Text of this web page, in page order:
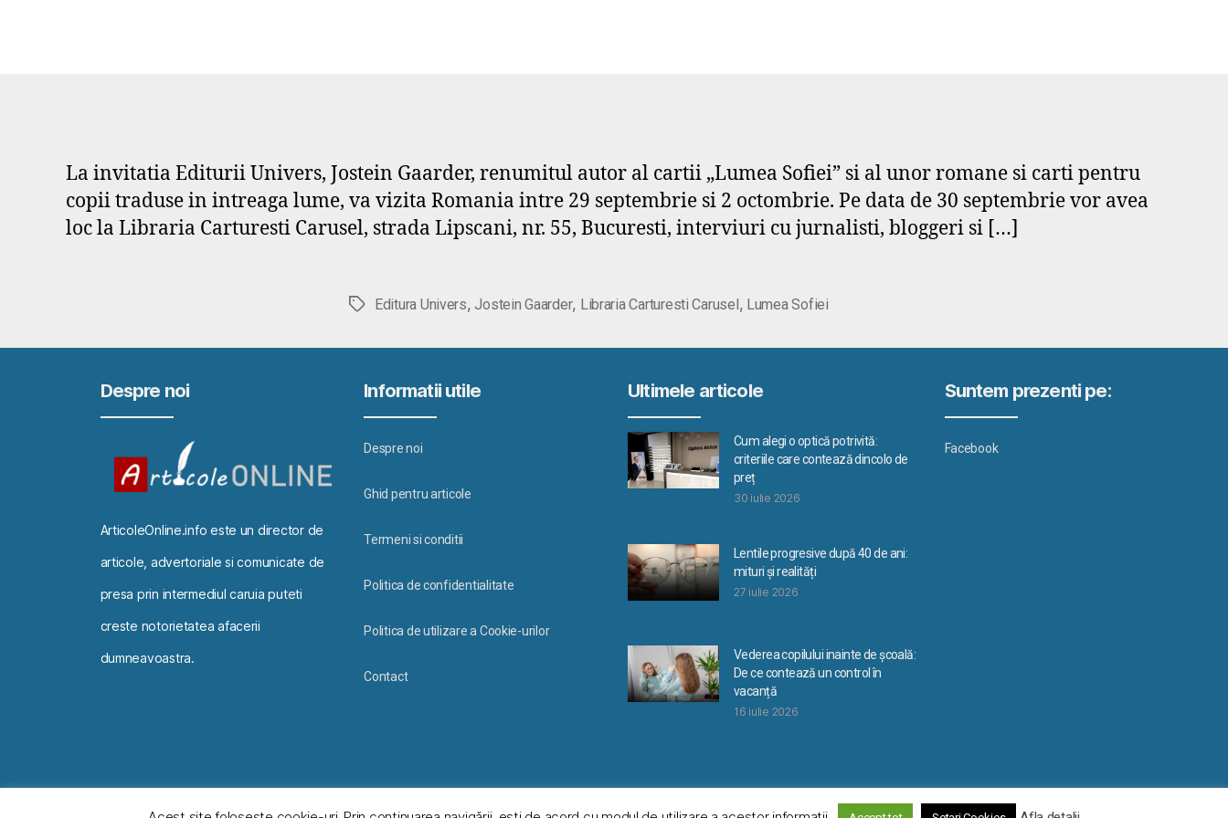
La invitatia Editurii Univers, Jostein Gaarder, renumitul autor al cartii „Lumea Sofiei” si al unor romane si carti pentru
copii traduse in intreaga lume, va vizita Romania intre 29 septembrie si 2 octombrie. Pe data de 30 septembrie vor avea
loc la Libraria Carturesti Carusel, strada Lipscani, nr. 55, Bucuresti, interviuri cu jurnalisti, bloggeri si […]
EticheteEditura Univers,Jostein Gaarder, Libraria Carturesti Carusel, Lumea Sofiei
Despre noi
ArticoleOnline.info este un director de
articole, advertoriale si comunicate de
presa prin intermediul caruia puteti
creste notorietatea afacerii
dumneavoastra.
Informatii utile
Despre noi
Ghid pentru articole
Termeni si conditii
Politica de confidentialitate
Politica de utilizare a Cookie-urilor
Contact
Ultimele articole
Cum alegi o optică potrivită:
criteriile care contează dincolo de
preț
30 iulie 2026
Lentile progresive după 40 de ani:
mituri și realități
27 iulie 2026
Vederea copilului inainte de școală:
De ce contează un control în
vacanță
16 iulie 2026
Suntem prezenti pe:
Facebook